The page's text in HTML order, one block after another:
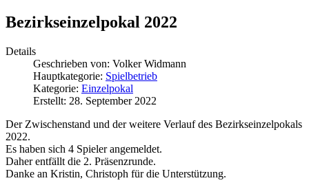
Bezirkseinzelpokal 2022
Details
Geschrieben von: Volker Widmann
Hauptkategorie: Spielbetrieb
Kategorie: Einzelpokal
Erstellt: 28. September 2022
Der Zwischenstand und der weitere Verlauf des Bezirkseinzelpokals
2022.
Es haben sich 4 Spieler angemeldet.
Daher entfällt die 2. Präsenzrunde.
Danke an Kristin, Christoph für die Unterstützung.